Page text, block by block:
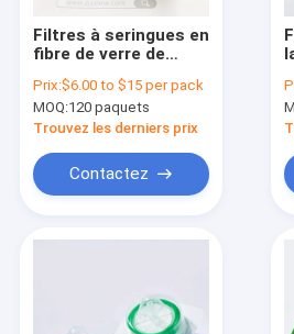
Filtres à seringues en
fibre de verre de
μm pour la
préfiltration
d'échantillons par
Prix:$6.00 to $15 per pack
MOQ:120 paquets
Trouvez les derniers prix
Contactez